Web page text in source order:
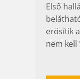
Első
erősítik
nem